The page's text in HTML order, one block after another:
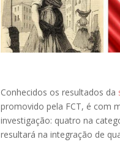
Conhecidos os resultados da
promovido pela FCT, é com
investigação: quatro na
resultará na integração de